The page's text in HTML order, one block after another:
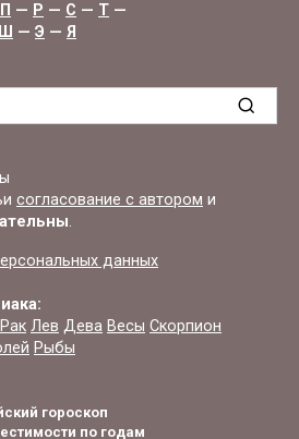
П — Р — С — Т —
Ш — Э — Я
согласование с автором и
.
данных
Рак Лев Дева Весы Скорпион
Рыбы
гороскоп
по годам